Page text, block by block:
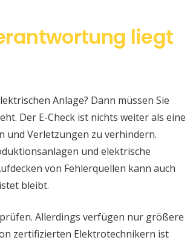
liegt
Anlage? Dann müssen Sie
Der E-Check ist nichts weiter als eine
und Verletzungen zu verhindern.
und elektrische
von Fehlerquellen kann auch
bleibt.
Allerdings verfügen nur größere
zertifizierten Elektrotechnikern ist